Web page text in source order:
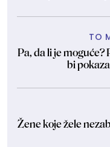
TO
Pa, da li je
bi
Žene koje žele